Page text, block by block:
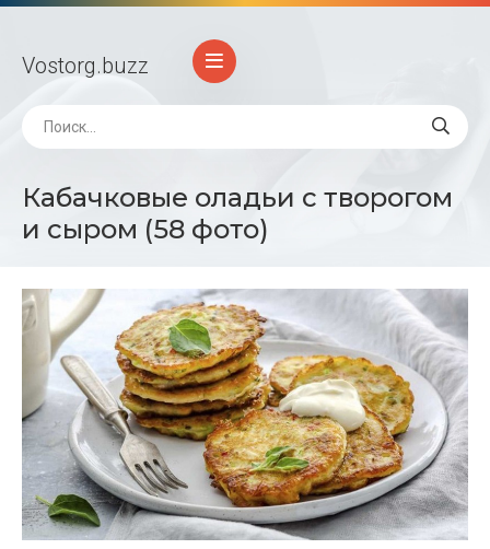
Vostorg.buzz
Кабачковые оладьи с творогом
и сыром (58 фото)